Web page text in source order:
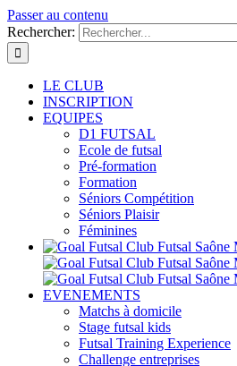
Passer au contenu
Rechercher:
LE CLUB
INSCRIPTION
EQUIPES
D1 FUTSAL
Ecole de futsal
Pré-formation
Formation
Séniors Compétition
Séniors Plaisir
Féminines
EVENEMENTS
Matchs à domicile
Stage futsal kids
Futsal Training Experience
Challenge entreprises